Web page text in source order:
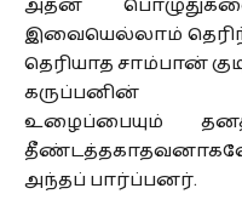
இவையெல்லாம்
தெரியாத சாம்பான்
கருப்பனின்
உழைப்பையும்
அந்தப் பார்ப்பனர்.